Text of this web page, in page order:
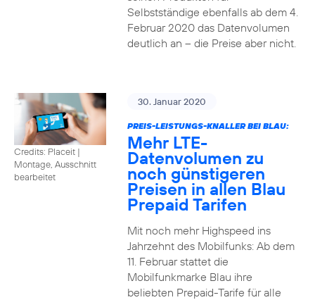
Selbstständige ebenfalls ab dem 4.
Februar 2020 das Datenvolumen
deutlich an – die Preise aber nicht.
Credits: Placeit |
Montage, Ausschnitt
bearbeitet
30. Januar 2020
PREIS-LEISTUNGS-KNALLER BEI BLAU:
Mehr LTE-
Datenvolumen zu
noch günstigeren
Preisen in allen Blau
Prepaid Tarifen
Mit noch mehr Highspeed ins
Jahrzehnt des Mobilfunks: Ab dem
11. Februar stattet die
Mobilfunkmarke Blau ihre
beliebten Prepaid-Tarife für alle